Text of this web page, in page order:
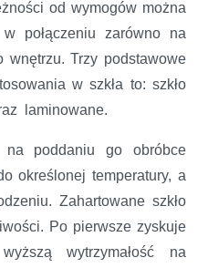
od wymogów można
połączeniu zarówno na
Trzy podstawowe
w szkła to: szkło
laminowane.
na poddaniu go obróbce
określonej temperatury, a
Zahartowane szkło
Po pierwsze zyskuje
wytrzymałość na